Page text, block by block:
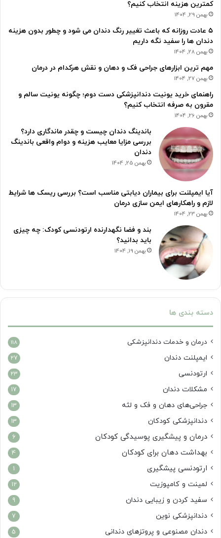
کمترین هزینه انتخاب کنیم؟
بهمن 29, 1404
۵ عادت روزانه که باعث تغییر رنگ دندان می شود و چطور بدون هزینه
دندان ها را سفید نگه داریم
بهمن 28, 1404
مهم ترین ابزارهای جراحی فک و دهان و نقش هرکدام در درمان
بهمن 27, 1404
راهنمای خرید یونیت دندانپزشکی دست دوم؛ چگونه یونیت سالم و
مقرون به صرفه انتخاب کنیم؟
بهمن 26, 1404
باندینگ دندان چیست و چقدر ماندگاری دارد؟
بررسی مزایا معایب هزینه و دوام واقعی باندینگ
دندان
بهمن 25, 1404
آیا ایمپلنت برای بیماران دیابتی مناسب است؟ بررسی ریسک ها شرایط
لازم و راهکارهای ایمن سازی درمان
بهمن 23, 1404
بند و فضا نگهدارنده ارتودنسی کودک: چه چیزی
باید بدانید؟
بهمن 19, 1404
دسته بندی ها
درمان‌ و خدمات دندانپزشکی 118
ایمپلنت دندان 27
ارتودنسی 23
مشکلات دندان 17
جراحی‌های دهان و فک و لثه 13
دندانپزشکی کودکان 13
درمان و پیشگیری پوسیدگی کودکان 6
بهداشت دهان برای کودکان 4
ارتودنسی پیشگیری 1
لمینت و کامپوزیت 12
سفید کردن و زیبایی دندان 9
دندانپزشکی نوین 7
دندان مصنوعی و پروتزهای دندانی 5